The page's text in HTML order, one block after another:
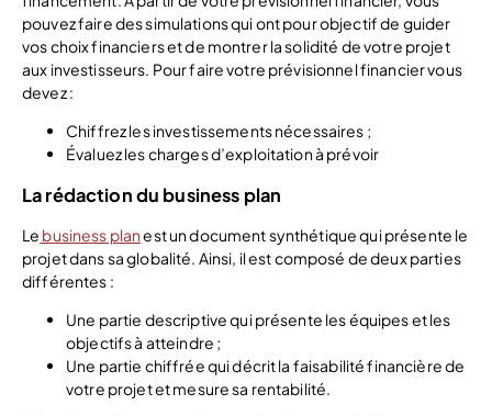
pouvez faire des simulations qui ont pour objectif de guider
vos choix financiers et de montrer la solidité de votre projet
aux investisseurs. Pour faire votre prévisionnel financier vous
devez :
Chiffrez les investissements nécessaires ;
Évaluez les charges d’exploitation à prévoir
La rédaction du business plan
Le business planest un document synthétique qui présente le
projet dans sa globalité. Ainsi, il est composé de deux parties
différentes :
Une partie descriptive qui présente les équipes et les
objectifs à atteindre ;
Une partie chiffrée qui décrit la faisabilité financière de
votre projet et mesure sa rentabilité.